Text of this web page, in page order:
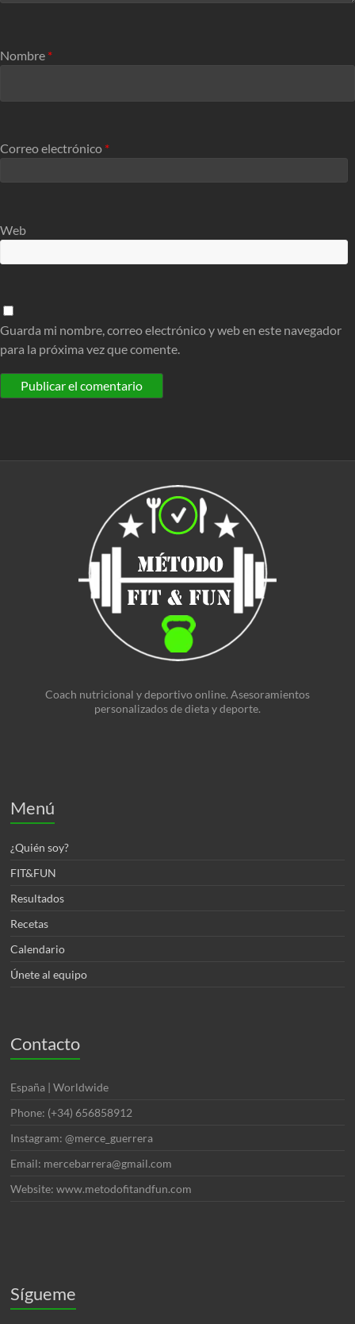
Nombre *
Correo electrónico *
Web
Guarda mi nombre, correo electrónico y web en este navegador
para la próxima vez que comente.
Coach nutricional y deportivo online. Asesoramientos
personalizados de dieta y deporte.
Menú
¿Quién soy?
FIT&FUN
Resultados
Recetas
Calendario
Únete al equipo
Contacto
España | Worldwide
Phone: (+34) 656858912
Instagram: @merce_guerrera
Email: mercebarrera@gmail.com
Website: www.metodofitandfun.com
Sígueme